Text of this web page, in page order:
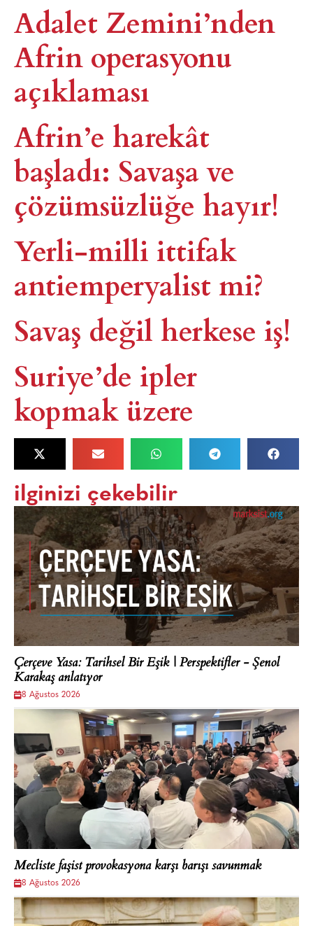
Adalet Zemini’nden
Afrin operasyonu
açıklaması
Afrin’e harekât
başladı: Savaşa ve
çözümsüzlüğe hayır!
Yerli-milli ittifak
antiemperyalist mi?
Savaş değil herkese iş!
Suriye’de ipler
kopmak üzere
ilginizi çekebilir
Çerçeve Yasa: Tarihsel Bir Eşik | Perspektifler - Şenol
Karakaş anlatıyor
8 Ağustos 2026
Mecliste faşist provokasyona karşı barışı savunmak
8 Ağustos 2026